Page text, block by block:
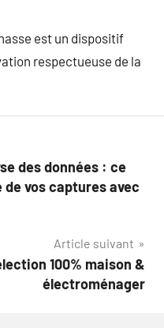
est un dispositif
respectueuse de la
des données : ce
de vos captures avec
Article suivant
100% maison &
électroménager